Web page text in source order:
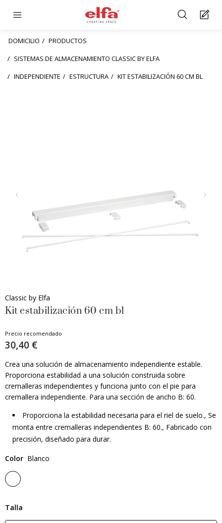
DOMICILIO
PRODUCTOS
SISTEMAS DE ALMACENAMIENTO CLASSIC BY ELFA
INDEPENDIENTE
ESTRUCTURA KIT ESTABILIZACIÓN 60 CM BL
Classic by Elfa
Kit estabilización 60 cm bl
Precio recomendado
30,40 €
Crea una solución de almacenamiento independiente estable.
Proporciona estabilidad a una solución construida sobre
cremalleras independientes y funciona junto con el pie para
cremallera independiente. Para una sección de ancho B: 60.
Proporciona la estabilidad necesaria para el riel de suelo., Se
monta entre cremalleras independientes B: 60., Fabricado con
precisión, diseñado para durar.
Color Blanco
Talla